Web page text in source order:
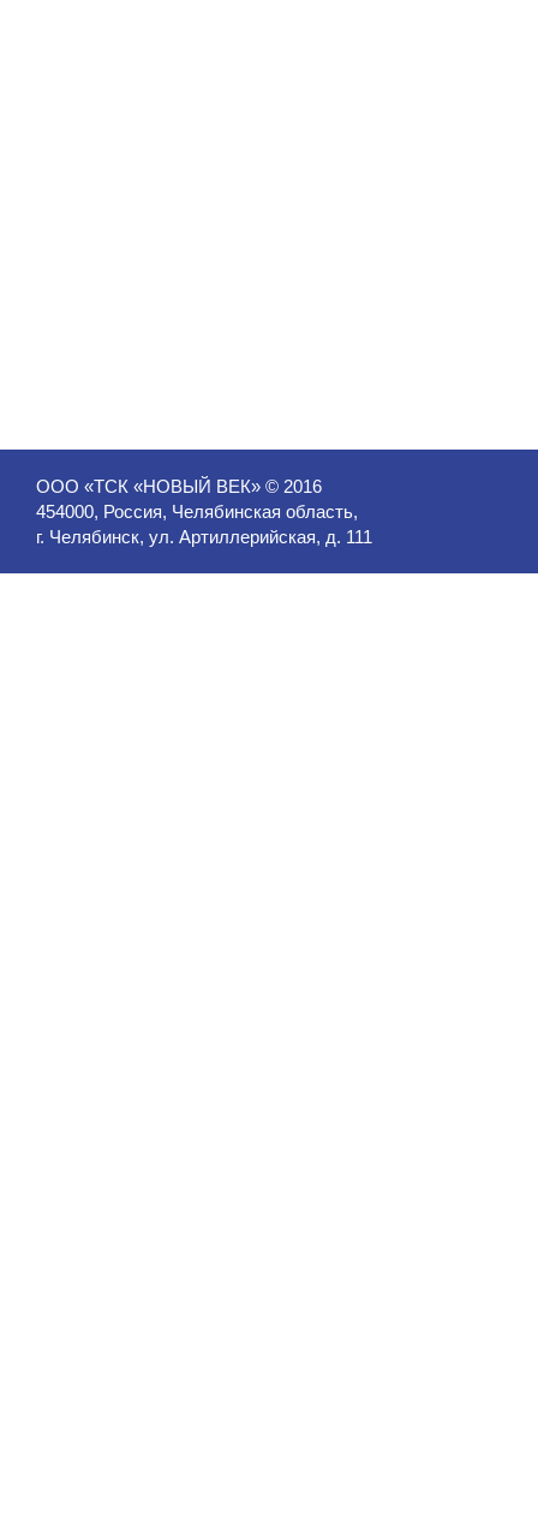
ООО «ТСК «НОВЫЙ ВЕК» © 2016
454000, Россия, Челябинская область,
г. Челябинск, ул. Артиллерийская, д. 111